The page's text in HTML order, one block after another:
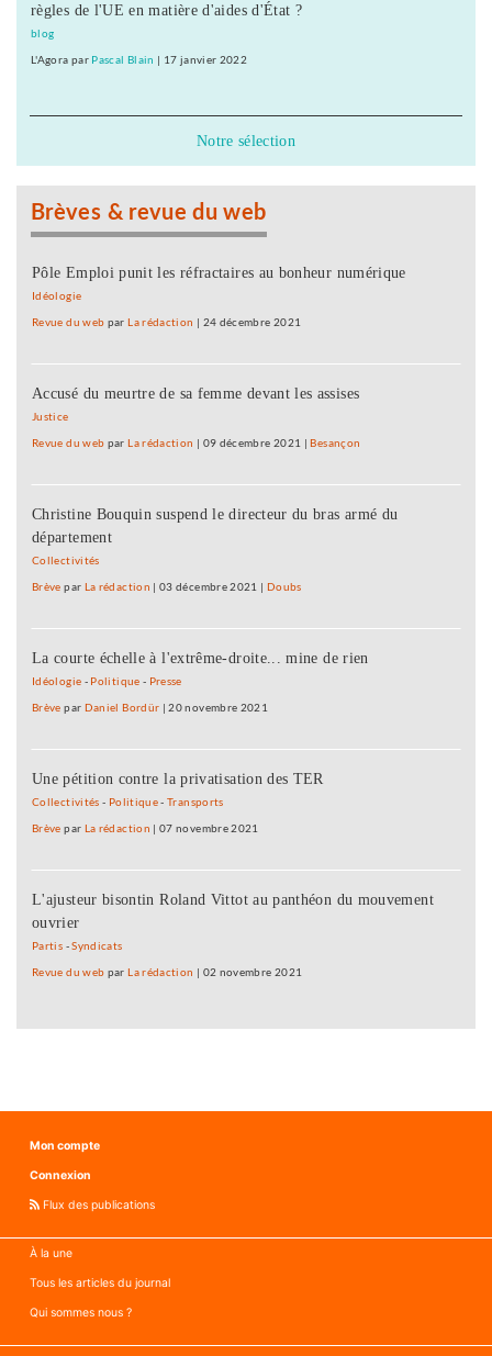
règles de l'UE en matière d'aides d'État ?
blog
L'Agora par Pascal Blain 17 janvier 2022
Notre sélection
Brèves & revue du web
Pôle Emploi punit les réfractaires au bonheur numérique
Idéologie
Revue du web par La rédaction 24 décembre 2021
Accusé du meurtre de sa femme devant les assises
Justice
Revue du web par La rédaction 09 décembre 2021 Besançon
Christine Bouquin suspend le directeur du bras armé du
département
Collectivités
Brève par La rédaction |03 décembre 2021 Doubs
La courte échelle à l'extrême-droite... mine de rien
Idéologie - Politique - Presse
Brève par Daniel Bordür |20 novembre 2021
Une pétition contre la privatisation des TER
Collectivités - Politique-Transports
Brève par La rédaction |07 novembre 2021
L'ajusteur bisontin Roland Vittot au panthéon du mouvement
ouvrier
Partis -Syndicats
Revue du web par La rédaction 02 novembre 2021
Mon compte
Connexion
Flux des publications
À la une
Tous les articles du journal
Qui sommes nous ?